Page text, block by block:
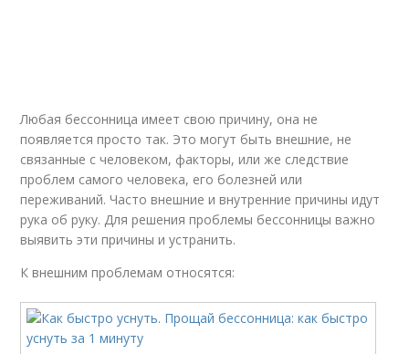
Любая бессонница имеет свою причину, она не
появляется просто так. Это могут быть внешние, не
связанные с человеком, факторы, или же следствие
проблем самого человека, его болезней или
переживаний. Часто внешние и внутренние причины идут
рука об руку. Для решения проблемы бессонницы важно
выявить эти причины и устранить.
К внешним проблемам относятся: